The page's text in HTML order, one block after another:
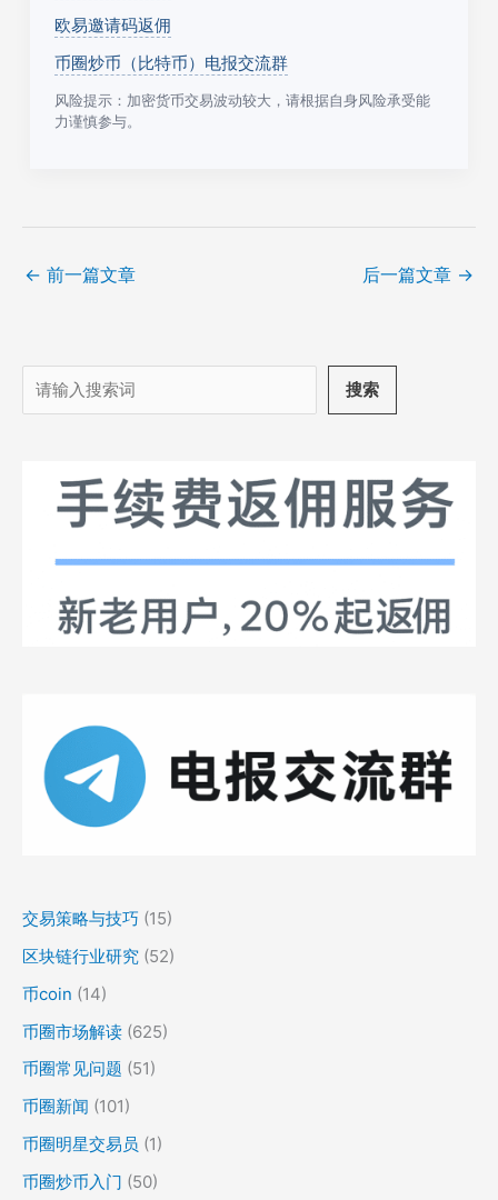
欧易邀请码返佣
币圈炒币（比特币）电报交流群
风险提示：加密货币交易波动较大，请根据自身风险承受能
力谨慎参与。
← 前一篇文章 后一篇文章 →
搜
索
搜索
交易策略与技巧 (15)
区块链行业研究 (52)
币coin (14)
币圈市场解读 (625)
币圈常见问题 (51)
币圈新闻 (101)
币圈明星交易员 (1)
币圈炒币入门 (50)